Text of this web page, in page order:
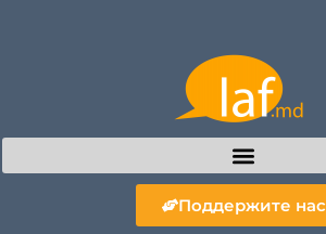
Поддержите нас